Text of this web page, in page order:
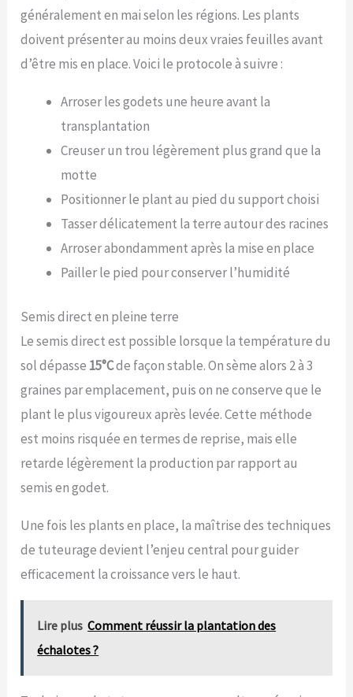
généralement en mai selon les régions. Les plants
doivent présenter au moins deux vraies feuilles avant
d’être mis en place. Voici le protocole à suivre :
Arroser les godets une heure avant la
transplantation
Creuser un trou légèrement plus grand que la
motte
Positionner le plant au pied du support choisi
Tasser délicatement la terre autour des racines
Arroser abondamment après la mise en place
Pailler le pied pour conserver l’humidité
Semis direct en pleine terre
Le semis direct est possible lorsque la température du
sol dépasse 15°Cde façon stable. On sème alors 2 à 3
graines par emplacement, puis on ne conserve que le
plant le plus vigoureux après levée. Cette méthode
est moins risquée en termes de reprise, mais elle
retarde légèrement la production par rapport au
semis en godet.
Une fois les plants en place, la maîtrise des techniques
de tuteurage devient l’enjeu central pour guider
efficacement la croissance vers le haut.
Lire plus Comment réussir la plantation des
échalotes ?